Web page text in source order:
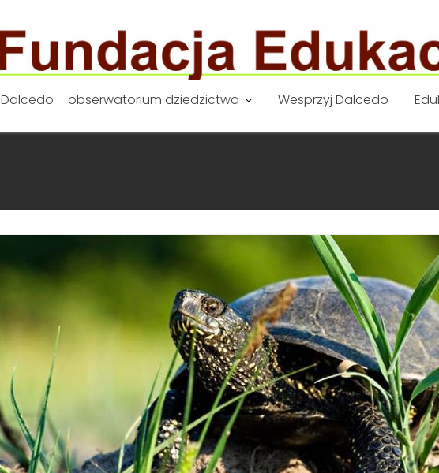
Dalcedo – obserwatorium dziedzictwa Wesprzyj Dalcedo